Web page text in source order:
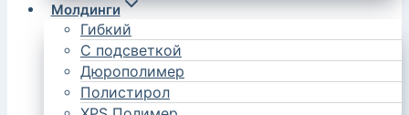
Молдинги
Гибкий
С подсветкой
Дюрополимер
Полистирол